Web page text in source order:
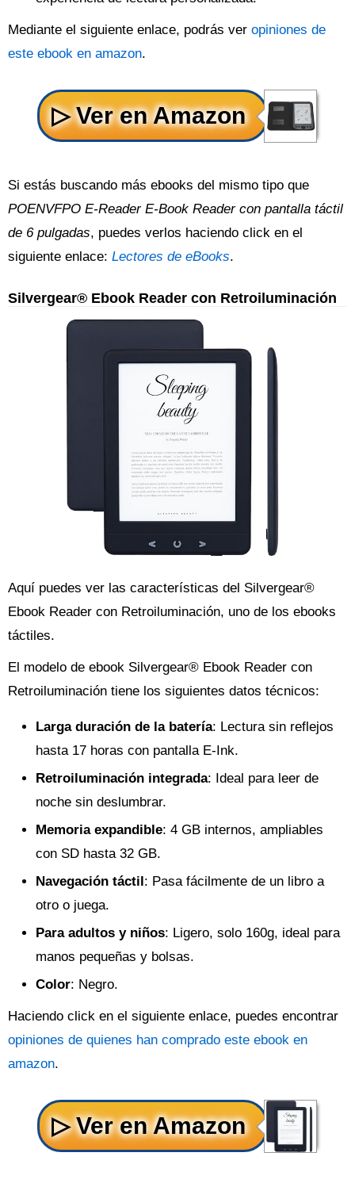
Mediante el siguiente enlace, podrás ver opiniones de
este ebook en amazon.
Si estás buscando más ebooks del mismo tipo que
POENVFPO E-Reader E-Book Reader con pantalla táctil
de 6 pulgadas, puedes verlos haciendo click en el
siguiente enlace: Lectores de eBooks.
Silvergear® Ebook Reader con Retroiluminación
Aquí puedes ver las características del Silvergear®
Ebook Reader con Retroiluminación, uno de los ebooks
táctiles.
El modelo de ebook Silvergear® Ebook Reader con
Retroiluminación tiene los siguientes datos técnicos:
Larga duración de la batería: Lectura sin reflejos
hasta 17 horas con pantalla E-Ink.
Retroiluminación integrada: Ideal para leer de
noche sin deslumbrar.
Memoria expandible: 4 GB internos, ampliables
con SD hasta 32 GB.
Navegación táctil: Pasa fácilmente de un libro a
otro o juega.
Para adultos y niños: Ligero, solo 160g, ideal para
manos pequeñas y bolsas.
Color: Negro.
Haciendo click en el siguiente enlace, puedes encontrar
opiniones de quienes han comprado este ebook en
amazon.